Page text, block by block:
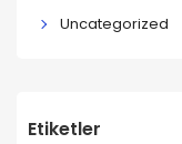
Uncategorized
Etiketler